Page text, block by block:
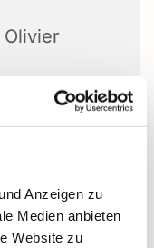
Anzeigen zu
Medien anbieten
Website zu